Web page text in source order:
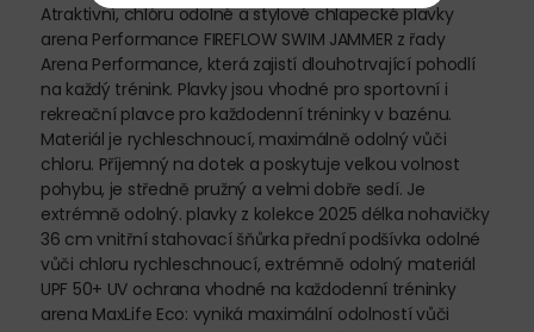
Atraktivní, chlóru odolné a stylové chlapecké plavky
arena Performance FIREFLOW SWIM JAMMER z řady
Arena Performance, která zajistí dlouhotrvající pohodlí
na každý trénink. Plavky jsou vhodné pro sportovní i
rekreační plavce pro každodenní tréninky v bazénu.
Materiál je rychleschnoucí, maximálně odolný vůči
chloru. Příjemný na dotek a poskytuje velkou volnost
pohybu, je středně pružný a velmi dobře sedí. Je
extrémně odolný. plavky z kolekce 2025 délka nohavičky
36 cm vnitřní stahovací šňůrka přední podšívka odolné
vůči chloru rychleschnoucí, extrémně odolný materiál
UPF 50+ UV ochrana vhodné na každodenní tréninky
arena MaxLife Eco: vyniká maximální odolností vůči